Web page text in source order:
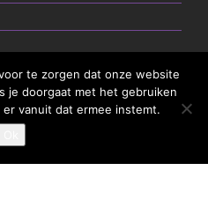
te zorgen dat onze website
je doorgaat met het gebruiken
vanuit dat ermee instemt.